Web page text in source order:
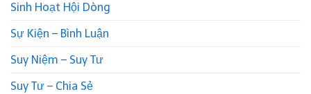
Sinh Hoạt Hội Dòng
Sự Kiện – Bình Luận
Suy Niệm – Suy Tư
Suy Tư – Chia Sẻ